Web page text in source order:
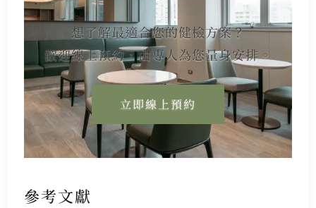
想了解最適合您的健檢方案？
歡迎線上預約，由專人為您量身安排。
立即線上預約
參考文獻